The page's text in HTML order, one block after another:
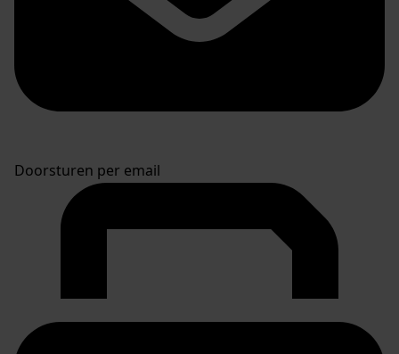
Doorsturen per email